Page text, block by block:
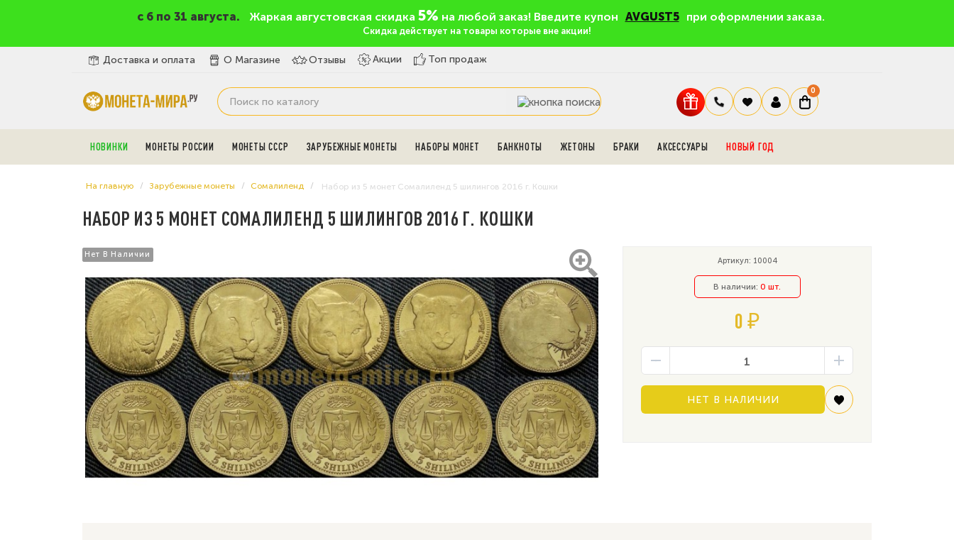
c 6 по 31 августа. Жаркая августовская скидка 5% на любой заказ! Введите купон AVGUST5 при оформлении заказа.
Скидка действует на товары которые вне акции!
Доставка и оплата О Магазине Отзывы Акции Топ продаж
0
НОВИНКИ МОНЕТЫ РОССИИ МОНЕТЫ СССР ЗАРУБЕЖНЫЕ МОНЕТЫ НАБОРЫ МОНЕТ БАНКНОТЫ ЖЕТОНЫ БРАКИ АКСЕССУАРЫ НОВЫЙ ГОД
На главную Зарубежные монеты Сомалиленд Набор из 5 монет Сомалиленд 5 шилингов 2016 г. Кошки
НАБОР ИЗ 5 МОНЕТ СОМАЛИЛЕНД 5 ШИЛИНГОВ 2016 Г. КОШКИ
Нет В Наличии
Нет В Наличии
Артикул: 10004
В наличии:0 шт.
0 ₽
НЕТ В НАЛИЧИИ